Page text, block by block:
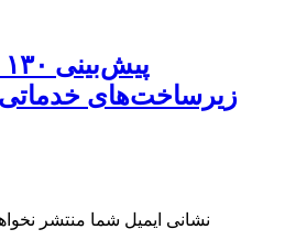
زیرساخت‌های خدماتی
نشانی ایمیل شما منتشر